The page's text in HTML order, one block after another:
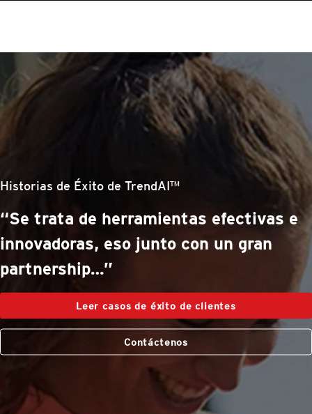
Historias de Éxito de TrendAI™
“Se trata de herramientas efectivas e
innovadoras, eso junto con un gran
partnership…”
Leer casos de éxito de clientes
Contáctenos